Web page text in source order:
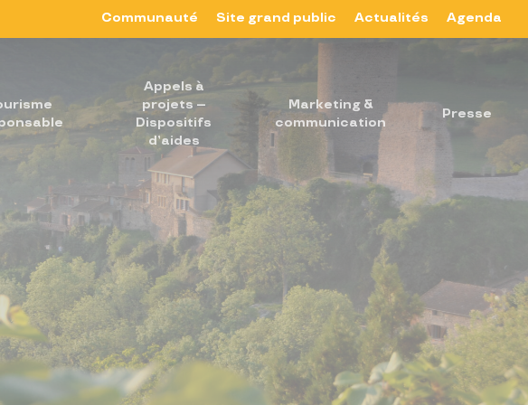
Communauté Site grand public Actualités Agenda
Appels à
projets –
Dispositifs
d’aides
Marketing &
communication
Presse